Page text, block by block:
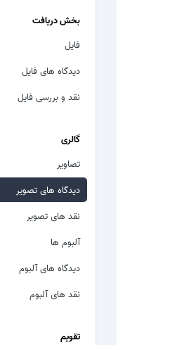
بخش دریافت
فایل
دیدگاه های فایل
نقد و بررسی فایل
گالری
تصاویر
دیدگاه های تصویر
نقد های تصویر
آلبوم ها
دیدگاه های آلبوم
نقد های آلبوم
تقویم